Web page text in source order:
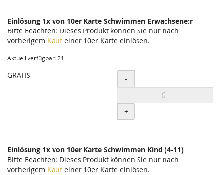
Einlösung 1x von 10er Karte Schwimmen Erwachsene:r
Bitte Beachten: Dieses Produkt können Sie nur nach
vorherigem Kaufeiner 10er Karte einlösen.
Aktuell verfügbar: 21
GRATIS Menge
-
+
Einlösung 1x von 10er Karte Schwimmen Kind (4-11)
Bitte Beachten: Dieses Produkt können Sie nur nach
vorherigem Kaufeiner 10er Karte einlösen.